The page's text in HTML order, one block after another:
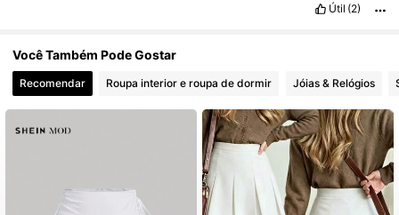
Útil (2)
Você Também Pode Gostar
Recomendar Roupa interior e roupa de dormir Jóias & Relógios